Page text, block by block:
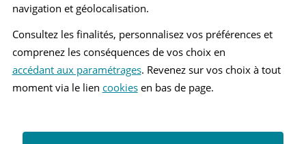
Recherche
Recherche avancée
navigation et géolocalisation.
Consultez les finalités, personnalisez vos préférences et
comprenez les conséquences de vos choix en
accédant aux paramétrages. Revenez sur vos choix à tout
moment via le lien cookiesen bas de page.